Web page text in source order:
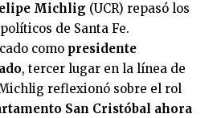
Michlig (UCR) repasó los
de Santa Fe.
como presidente
, tercer lugar en la línea de
reflexionó sobre el rol
San Cristóbal ahora